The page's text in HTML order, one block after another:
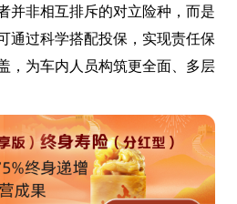
并非相互排斥的对立险种，而是
通过科学搭配投保，实现责任保
，为车内人员构筑更全面、多层